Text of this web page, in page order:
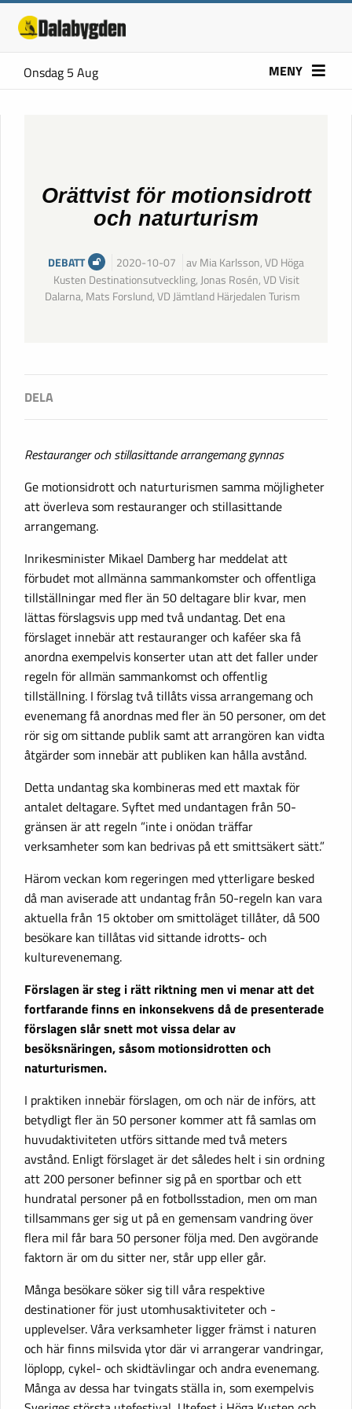
Onsdag 5 Aug MENY
Orättvist för motionsidrott
och naturturism
DEBATT 2020-10-07
av Mia Karlsson, VD Höga
Kusten Destinationsutveckling, Jonas Rosén, VD Visit
Dalarna, Mats Forslund, VD Jämtland Härjedalen Turism
Restauranger och stillasittande arrangemang gynnas
Ge motionsidrott och naturturismen samma möjligheter
att överleva som restauranger och stillasittande
arrangemang.
Inrikesminister Mikael Damberg har meddelat att
förbudet mot allmänna sammankomster och offentliga
tillställningar med fler än 50 deltagare blir kvar, men
lättas förslagsvis upp med två undantag. Det ena
förslaget innebär att restauranger och kaféer ska få
anordna exempelvis konserter utan att det faller under
regeln för allmän sammankomst och offentlig
tillställning. I förslag två tillåts vissa arrangemang och
evenemang få anordnas med fler än 50 personer, om det
rör sig om sittande publik samt att arrangören kan vidta
åtgärder som innebär att publiken kan hålla avstånd.
Detta undantag ska kombineras med ett maxtak för
antalet deltagare. Syftet med undantagen från 50-
gränsen är att regeln ”inte i onödan träffar
verksamheter som kan bedrivas på ett smittsäkert sätt.”
Härom veckan kom regeringen med ytterligare besked
då man aviserade att undantag från 50-regeln kan vara
aktuella från 15 oktober om smittoläget tillåter, då 500
besökare kan tillåtas vid sittande idrotts- och
kulturevenemang.
Förslagen är steg i rätt riktning men vi menar att det
fortfarande finns en inkonsekvens då de presenterade
förslagen slår snett mot vissa delar av
besöksnäringen, såsom motionsidrotten och
naturturismen.
I praktiken innebär förslagen, om och när de införs, att
betydligt fler än 50 personer kommer att få samlas om
huvudaktiviteten utförs sittande med två meters
avstånd. Enligt förslaget är det således helt i sin ordning
att 200 personer befinner sig på en sportbar och ett
hundratal personer på en fotbollsstadion, men om man
tillsammans ger sig ut på en gemensam vandring över
flera mil får bara 50 personer följa med. Den avgörande
faktorn är om du sitter ner, står upp eller går.
Många besökare söker sig till våra respektive
destinationer för just utomhusaktiviteter och -
upplevelser. Våra verksamheter ligger främst i naturen
och här finns milsvida ytor där vi arrangerar vandringar,
löplopp, cykel- och skidtävlingar och andra evenemang.
Många av dessa har tvingats ställa in, som exempelvis